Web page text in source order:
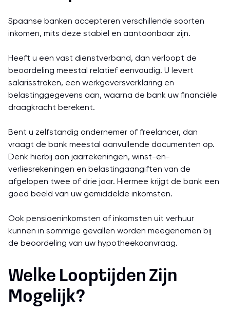
Spaanse banken accepteren verschillende soorten
inkomen, mits deze stabiel en aantoonbaar zijn.
Heeft u een vast dienstverband, dan verloopt de
beoordeling meestal relatief eenvoudig. U levert
salarisstroken, een werkgeversverklaring en
belastinggegevens aan, waarna de bank uw financiële
draagkracht berekent.
Bent u zelfstandig ondernemer of freelancer, dan
vraagt de bank meestal aanvullende documenten op.
Denk hierbij aan jaarrekeningen, winst-en-
verliesrekeningen en belastingaangiften van de
afgelopen twee of drie jaar. Hiermee krijgt de bank een
goed beeld van uw gemiddelde inkomsten.
Ook pensioeninkomsten of inkomsten uit verhuur
kunnen in sommige gevallen worden meegenomen bij
de beoordeling van uw hypotheekaanvraag.
Welke Looptijden Zijn
Mogelijk?